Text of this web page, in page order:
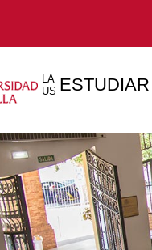
LA
US ESTUDIAR